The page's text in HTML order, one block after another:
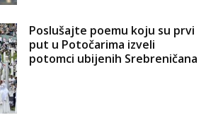
Poslušajte poemu koju su prvi
put u Potočarima izveli
potomci ubijenih Srebreničana